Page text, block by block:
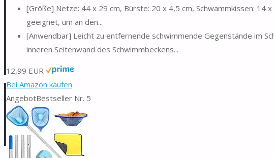
[Größe] Netze: 44 x 29 cm, Bürste: 20 x 4,5 cm, Schwammkissen: 14
geeignet, um an den...
[Anwendbar] Leicht zu entfernende schwimmende Gegenstände im
inneren Seitenwand des Schwimmbeckens...
12,99 EUR
Bei Amazon kaufen
AngebotBestseller Nr. 5